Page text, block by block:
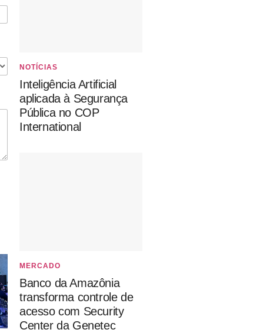
NOTÍCIAS
Inteligência Artificial
aplicada à Segurança
Pública no COP
International
MERCADO
Banco da Amazônia
transforma controle de
acesso com Security
Center da Genetec